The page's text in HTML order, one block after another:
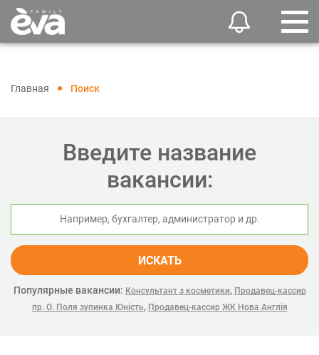
Главная Поиск
Введите название
вакансии:
ИСКАТЬ
Популярные вакансии: Консультант з косметики, Продавец-кассир
пр. О. Поля зупинка Юність, Продавец-кассир ЖК Нова Англія